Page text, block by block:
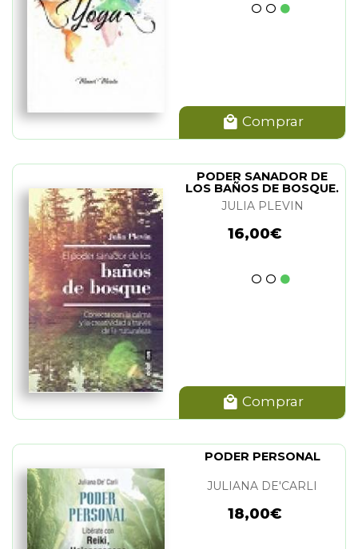
Comprar
PODER SANADOR DE
LOS BAÑOS DE BOSQUE.
EL
JULIA PLEVIN
16,00€
Comprar
PODER PERSONAL
JULIANA DE'CARLI
18,00€